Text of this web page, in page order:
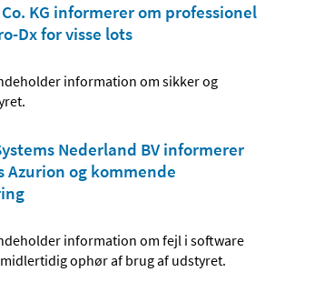
KG informerer om professionel
Dx for visse lots
information om sikker og
Nederland BV informerer
Azurion og kommende
information om fejl i software
ophør af brug af udstyret.